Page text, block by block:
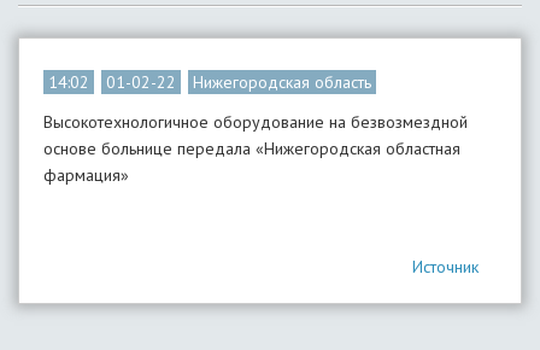
14:02 01-02-22
Нижегородская область
Высокотехнологичное оборудование на безвозмездной
основе больнице передала «Нижегородская областная
фармация»
Источник